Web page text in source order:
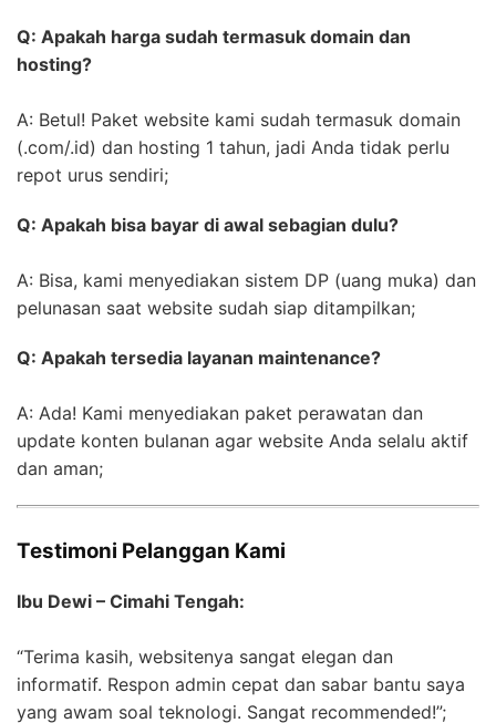
Q: Apakah harga sudah termasuk domain dan
hosting?
A: Betul! Paket website kami sudah termasuk domain
(.com/.id) dan hosting 1 tahun, jadi Anda tidak perlu
repot urus sendiri;
Q: Apakah bisa bayar di awal sebagian dulu?
A: Bisa, kami menyediakan sistem DP (uang muka) dan
pelunasan saat website sudah siap ditampilkan;
Q: Apakah tersedia layanan maintenance?
A: Ada! Kami menyediakan paket perawatan dan
update konten bulanan agar website Anda selalu aktif
dan aman;
Testimoni Pelanggan Kami
Ibu Dewi – Cimahi Tengah:
“Terima kasih, websitenya sangat elegan dan
informatif. Respon admin cepat dan sabar bantu saya
yang awam soal teknologi. Sangat recommended!”;